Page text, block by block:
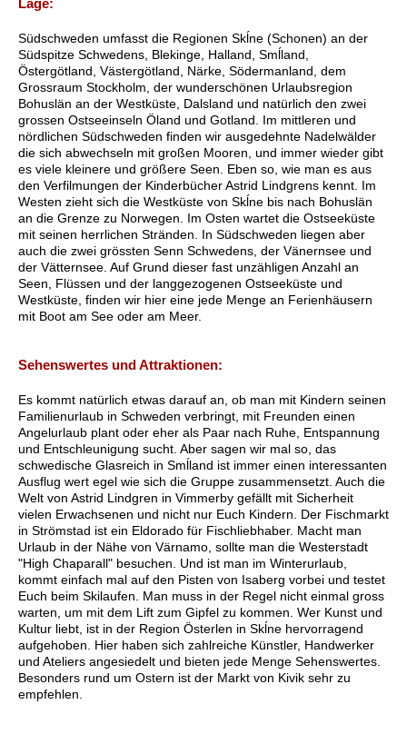
Lage:
Südschweden umfasst die Regionen Skĺne (Schonen) an der
Südspitze Schwedens, Blekinge, Halland, Smĺland,
Östergötland, Västergötland, Närke, Södermanland, dem
Grossraum Stockholm, der wunderschönen Urlaubsregion
Bohuslän an der Westküste, Dalsland und natürlich den zwei
grossen Ostseeinseln Öland und Gotland. Im mittleren und
nördlichen Südschweden finden wir ausgedehnte Nadelwälder
die sich abwechseln mit großen Mooren, und immer wieder gibt
es viele kleinere und größere Seen. Eben so, wie man es aus
den Verfilmungen der Kinderbücher Astrid Lindgrens kennt. Im
Westen zieht sich die Westküste von Skĺne bis nach Bohuslän
an die Grenze zu Norwegen. Im Osten wartet die Ostseeküste
mit seinen herrlichen Stränden. In Südschweden liegen aber
auch die zwei grössten Senn Schwedens, der Vänernsee und
der Vätternsee. Auf Grund dieser fast unzähligen Anzahl an
Seen, Flüssen und der langgezogenen Ostseeküste und
Westküste, finden wir hier eine jede Menge an Ferienhäusern
mit Boot am See oder am Meer.
Sehenswertes und Attraktionen:
Es kommt natürlich etwas darauf an, ob man mit Kindern seinen
Familienurlaub in Schweden verbringt, mit Freunden einen
Angelurlaub plant oder eher als Paar nach Ruhe, Entspannung
und Entschleunigung sucht. Aber sagen wir mal so, das
schwedische Glasreich in Smĺland ist immer einen interessanten
Ausflug wert egel wie sich die Gruppe zusammensetzt. Auch die
Welt von Astrid Lindgren in Vimmerby gefällt mit Sicherheit
vielen Erwachsenen und nicht nur Euch Kindern. Der Fischmarkt
in Strömstad ist ein Eldorado für Fischliebhaber. Macht man
Urlaub in der Nähe von Värnamo, sollte man die Westerstadt
"High Chaparall" besuchen. Und ist man im Winterurlaub,
kommt einfach mal auf den Pisten von Isaberg vorbei und testet
Euch beim Skilaufen. Man muss in der Regel nicht einmal gross
warten, um mit dem Lift zum Gipfel zu kommen. Wer Kunst und
Kultur liebt, ist in der Region Österlen in Skĺne hervorragend
aufgehoben. Hier haben sich zahlreiche Künstler, Handwerker
und Ateliers angesiedelt und bieten jede Menge Sehenswertes.
Besonders rund um Ostern ist der Markt von Kivik sehr zu
empfehlen.